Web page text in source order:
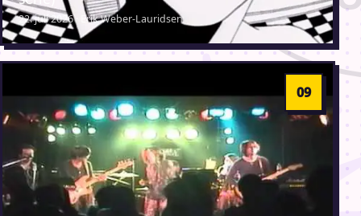
22. juli 2026 · Erik Weber-Lauridsen